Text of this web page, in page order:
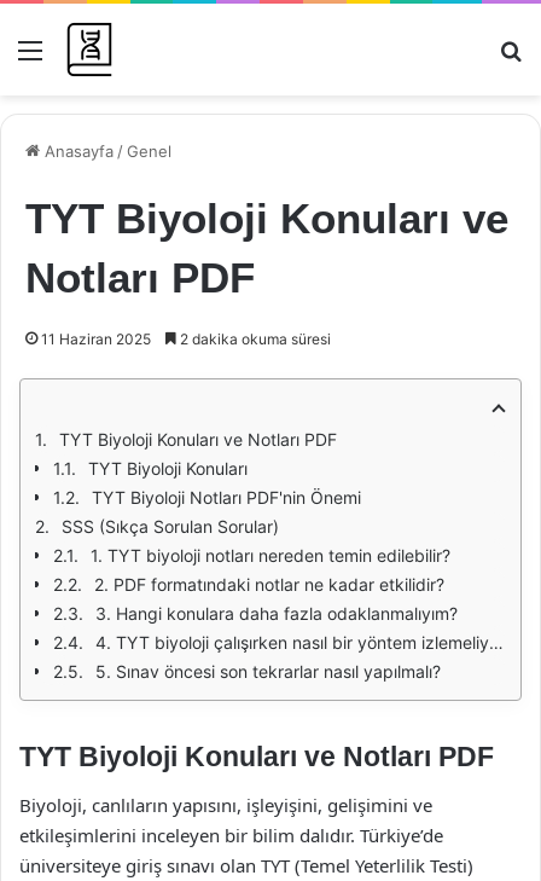
Menü
Anasayfa /Genel
TYT Biyoloji Konuları ve
Notları PDF
11 Haziran 2025 2 dakika okuma süresi
TYT Biyoloji Konuları ve Notları PDF
TYT Biyoloji Konuları
TYT Biyoloji Notları PDF'nin Önemi
SSS (Sıkça Sorulan Sorular)
1. TYT biyoloji notları nereden temin edilebilir?
2. PDF formatındaki notlar ne kadar etkilidir?
3. Hangi konulara daha fazla odaklanmalıyım?
4. TYT biyoloji çalışırken nasıl bir yöntem izlemeliyim?
5. Sınav öncesi son tekrarlar nasıl yapılmalı?
TYT Biyoloji Konuları ve Notları PDF
Biyoloji, canlıların yapısını, işleyişini, gelişimini ve
etkileşimlerini inceleyen bir bilim dalıdır. Türkiye’de
üniversiteye giriş sınavı olan TYT (Temel Yeterlilik Testi)